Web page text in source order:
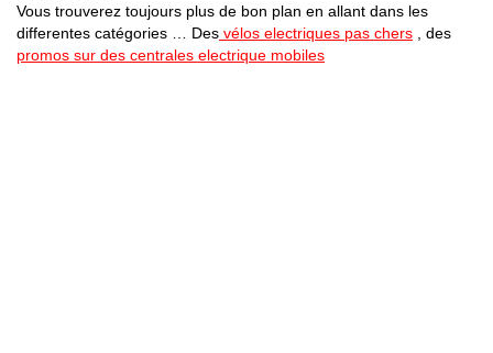
Vous trouverez toujours plus de bon plan en allant dans les
differentes catégories … Des vélos electriques pas chers , des
promos sur des centrales electrique mobiles